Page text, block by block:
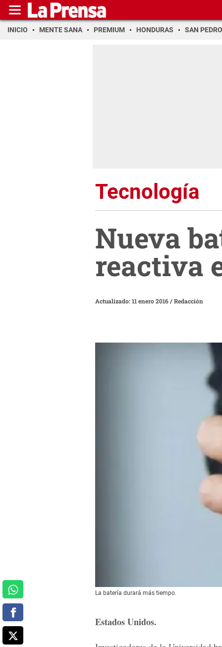
INICIO MENTE SANA PREMIUM HONDURAS SAN PEDRO
Tecnología
Nueva
reactiva
Actualizado: 11 enero 2016/Redacción
La batería durará más tiempo.
Estados Unidos.